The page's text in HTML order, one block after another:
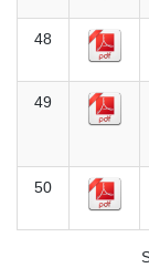
48
49
50